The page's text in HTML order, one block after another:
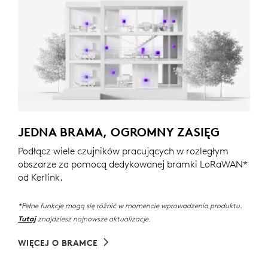
JEDNA BRAMA, OGROMNY ZASIĘG
Podłącz wiele czujników pracujących w rozległym
obszarze za pomocą dedykowanej bramki LoRaWAN*
od Kerlink.
*Pełne funkcje mogą się różnić w momencie wprowadzenia produktu.
Tutajznajdziesz najnowsze aktualizacje.
WIĘCEJ O BRAMCE